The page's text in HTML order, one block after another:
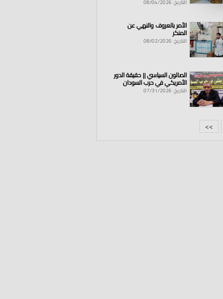
التاريخ: 08/04/2026
الأمر بالعروف والنهي عن
المنكر
التاريخ: 08/02/2026
الصالون السياسي || حقيقة الدور
الأمريكي في حرب السودان
التاريخ: 07/31/2026
>>